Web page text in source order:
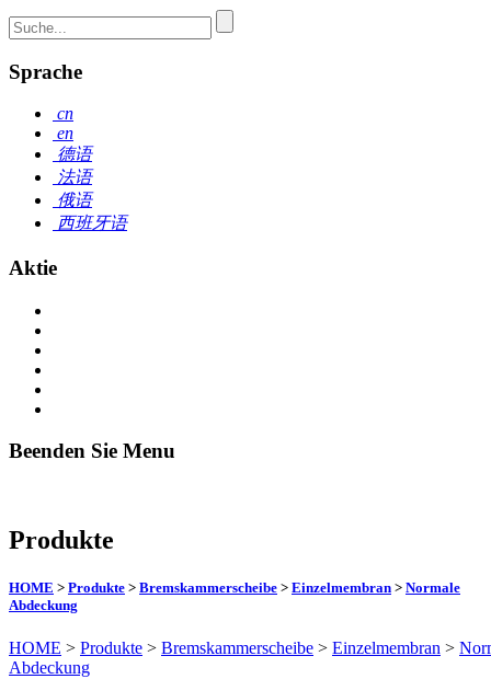
Sprache
cn
en
德语
法语
俄语
西班牙语
Aktie
Beenden Sie Menu
Produkte
HOME > Produkte > Bremskammerscheibe > Einzelmembran > Normale
Abdeckung
HOME > Produkte > Bremskammerscheibe > Einzelmembran >
Abdeckung